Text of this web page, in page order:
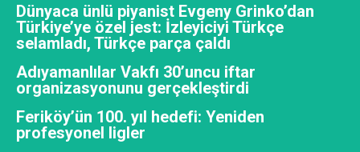
Dünyaca ünlü piyanist Evgeny Grinko’dan
Türkiye’ye özel jest: İzleyiciyi Türkçe
selamladı, Türkçe parça çaldı
Adıyamanlılar Vakfı 30’uncu iftar
organizasyonunu gerçekleştirdi
Feriköy’ün 100. yıl hedefi: Yeniden
profesyonel ligler